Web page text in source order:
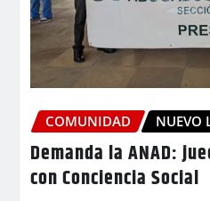
COMUNIDAD NUEVO
Demanda la ANAD:
con Conciencia Social